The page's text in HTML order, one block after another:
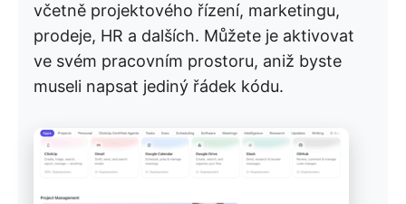
včetně projektového řízení, marketingu,
prodeje, HR a dalších. Můžete je aktivovat
ve svém pracovním prostoru, aniž byste
museli napsat jediný řádek kódu.